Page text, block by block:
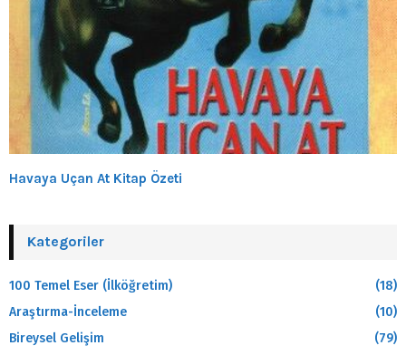
Havaya Uçan At Kitap Özeti
Kategoriler
100 Temel Eser (İlköğretim)
(18)
Araştırma-İnceleme
(10)
Bireysel Gelişim
(79)